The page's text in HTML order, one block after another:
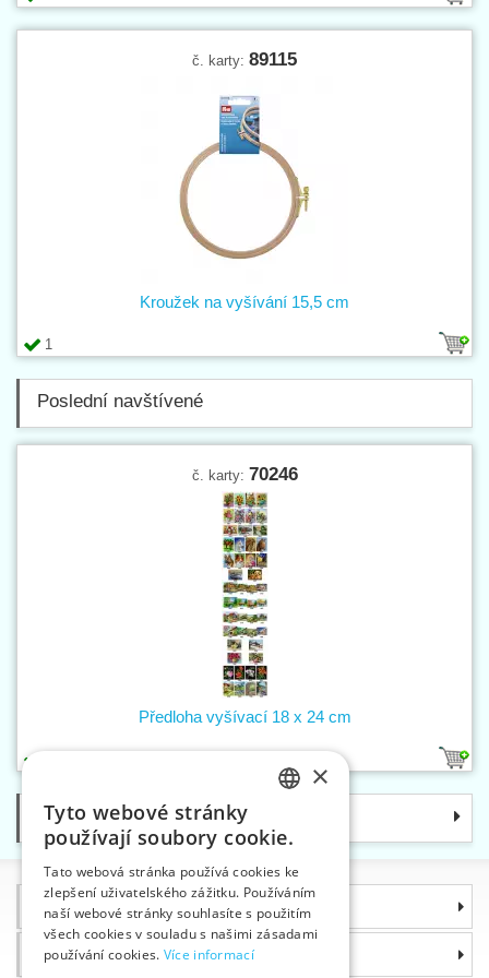
č. karty: 89115
1
Kroužek na vyšívání 15,5 cm
Poslední navštívené
č. karty: 70246
Předloha vyšívací 18 x 24 cm
Kategorie
Informace
Proč si zvolit právě nás
ENGLISH
GERMAN
×
Tyto webové stránky
používají soubory cookie.
Tato webová stránka používá cookies ke
zlepšení uživatelského zážitku. Používáním
naší webové stránky souhlasíte s použitím
všech cookies v souladu s našimi zásadami
používání cookies. Více informací